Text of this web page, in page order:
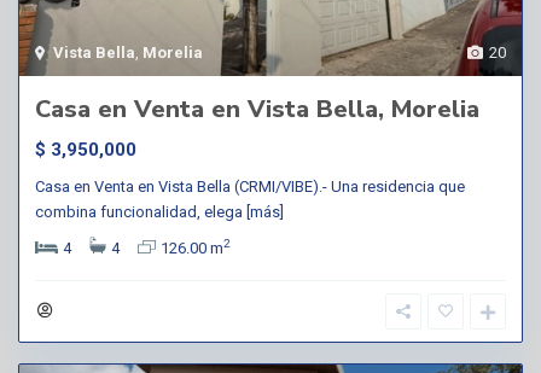
20
Vista Bella, Morelia
Casa en Venta en Vista Bella, Morelia
$ 3,950,000
Casa en Venta en Vista Bella (CRMI/VIBE).- Una residencia que
combina funcionalidad, elega [más]
4
4 126.00 m2